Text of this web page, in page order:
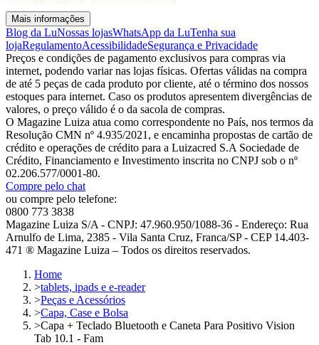
Mais informações
Blog da LuNossas lojasWhatsApp da LuTenha sua
lojaRegulamentoAcessibilidadeSegurança e Privacidade
Preços e condições de pagamento exclusivos para compras via
internet, podendo variar nas lojas físicas. Ofertas válidas na compra
de até 5 peças de cada produto por cliente, até o término dos nossos
estoques para internet. Caso os produtos apresentem divergências de
valores, o preço válido é o da sacola de compras.
O Magazine Luiza atua como correspondente no País, nos termos da
Resolução CMN nº 4.935/2021, e encaminha propostas de cartão de
crédito e operações de crédito para a Luizacred S.A Sociedade de
Crédito, Financiamento e Investimento inscrita no CNPJ sob o nº
02.206.577/0001-80.
Compre pelo chat
ou compre pelo telefone:
0800 773 3838
Magazine Luiza S/A - CNPJ: 47.960.950/1088-36 - Endereço: Rua
Arnulfo de Lima, 2385 - Vila Santa Cruz, Franca/SP - CEP 14.403-
471 ® Magazine Luiza – Todos os direitos reservados.
Home
>tablets, ipads e e-reader
>Peças e Acessórios
>Capa, Case e Bolsa
>Capa + Teclado Bluetooth e Caneta Para Positivo Vision
Tab 10.1 - Fam